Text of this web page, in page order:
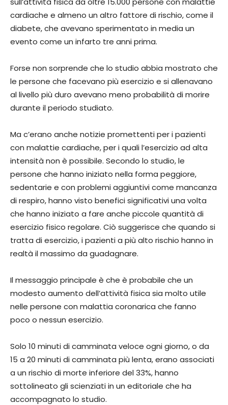
cardiache e almeno un altro fattore di rischio, come il
diabete, che avevano sperimentato in media un
evento come un infarto tre anni prima.
Forse non sorprende che lo studio abbia mostrato che
le persone che facevano più esercizio e si allenavano
al livello più duro avevano meno probabilità di morire
durante il periodo studiato.
Ma c’erano anche notizie promettenti per i pazienti
con malattie cardiache, per i quali l’esercizio ad alta
intensità non è possibile. Secondo lo studio, le
persone che hanno iniziato nella forma peggiore,
sedentarie e con problemi aggiuntivi come mancanza
di respiro, hanno visto benefici significativi una volta
che hanno iniziato a fare anche piccole quantità di
esercizio fisico regolare. Ciò suggerisce che quando si
tratta di esercizio, i pazienti a più alto rischio hanno in
realtà il massimo da guadagnare.
Il messaggio principale è che è probabile che un
modesto aumento dell’attività fisica sia molto utile
nelle persone con malattia coronarica che fanno
poco o nessun esercizio.
Solo 10 minuti di camminata veloce ogni giorno, o da
15 a 20 minuti di camminata più lenta, erano associati
a un rischio di morte inferiore del 33%, hanno
sottolineato gli scienziati in un editoriale che ha
accompagnato lo studio.